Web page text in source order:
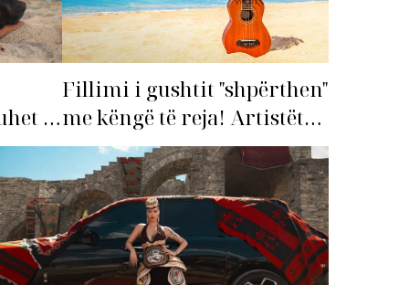
të
Fillimi i gushtit "shpërthen"
me këngë të reja! Artistët
shqiptarë hapin garën për
hitin e verës!